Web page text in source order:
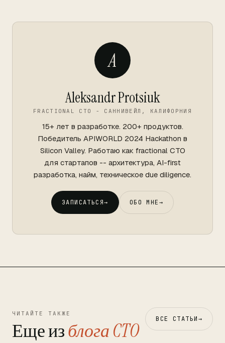
A
Aleksandr Protsiuk
FRACTIONAL CTO - САННИВЕЙЛ, КАЛИФОРНИЯ
15+ лет в разработке. 200+ продуктов.
Победитель APIWORLD 2024 Hackathon в
Silicon Valley. Работаю как fractional CTO
для стартапов -- архитектура, AI-first
разработка, найм, техническое due diligence.
ЗАПИСАТЬСЯ→ ОБО МНЕ→
ЧИТАЙТЕ ТАКЖЕ
Еще изблога CTO ВСЕ СТАТЬИ→